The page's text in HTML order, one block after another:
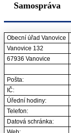
Samospráva
Obecní úřad Vanovice
Vanovice 132
67936 Vanovice
Pošta:
IČ:
Úřední hodiny:
Telefon:
Datová schránka: